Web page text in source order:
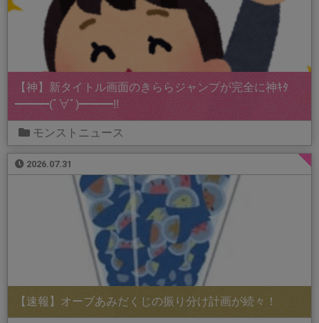
【神】新タイトル画面のきららジャンプが完全に神ｷﾀ
━━━(ﾟ∀ﾟ)━━━!!
モンストニュース
2026.07.31
【速報】オーブあみだくじの振り分け計画が続々！